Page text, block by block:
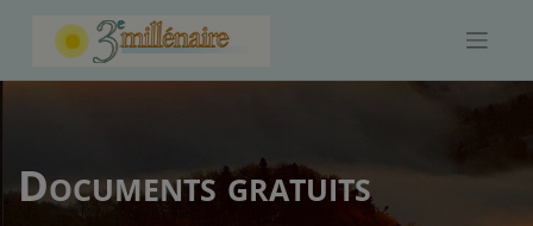
Documents gratuits